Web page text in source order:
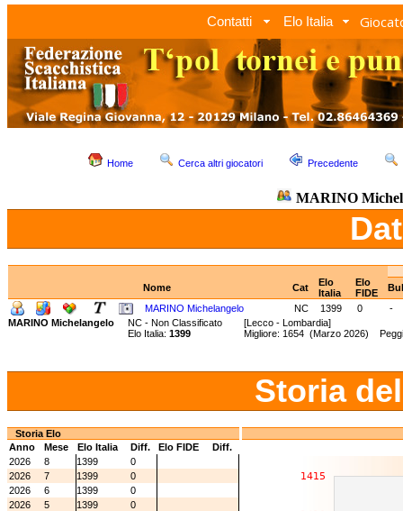
Contatti Elo Italia
Home Cerca altri giocatori Precedente
MARINO
Nome Cat
Elo
Italia
Elo
FIDE
MARINO Michelangelo
NC 1399 0
-
MARINO Michelangelo
NC - Non Classificato [Lecco - Lombardia]
Elo Italia: 1399 Migliore: 1654 (Marzo 2026)
Storia
Storia Elo
Anno
Mese Elo Italia Diff. Elo FIDE
Diff.
2026
8 1399
0
2026
7 1399
0
2026
6 1399
0
2026
5 1399
0